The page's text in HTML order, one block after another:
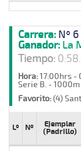
Carrera: Nº 6
Ganador: La
Tiempo:
Hora:17:00hrs -
Serie B. -
Favorito:(4)
Lº Nº
Ejemplar
(Padrillo)